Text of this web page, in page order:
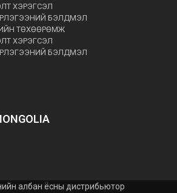
ХЭРЭГСЭЛ
БЭЛДМЭЛ
ТӨХӨӨРӨМЖ
ХЭРЭГСЭЛ
БЭЛДМЭЛ
албан ёсны дистрибьютор